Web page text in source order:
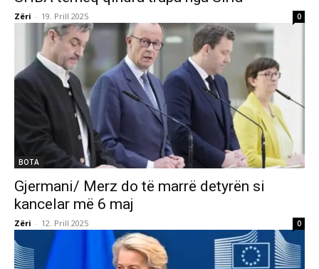
Zëri - 19. Prill 2025 0
BOTA
Gjermani/ Merz do të marrë detyrën si
kancelar më 6 maj
Zëri - 12. Prill 2025 0